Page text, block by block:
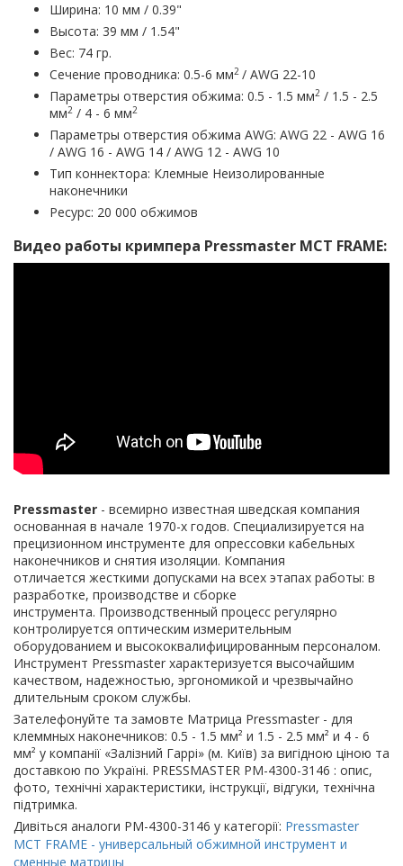
Ширина: 10 мм / 0.39"
Высота: 39 мм / 1.54"
Вес: 74 гр.
Сечение проводника: 0.5-6 мм2 / AWG 22-10
Параметры отверстия обжима: 0.5 - 1.5 мм2 / 1.5 - 2.5
мм2 / 4 - 6 мм2
Параметры отверстия обжима AWG: AWG 22 - AWG 16
/ AWG 16 - AWG 14 / AWG 12 - AWG 10
Тип коннектора: Клемные Неизолированные
наконечники
Ресурс: 20 000 обжимов
Видео работы кримпера Pressmaster MCT FRAME:
Pressmaster - всемирно известная шведская компания
основанная в начале 1970-х годов. Специализируется на
прецизионном инструменте для опрессовки кабельных
наконечников и снятия изоляции. Компания
отличается жесткими допусками на всех этапах работы: в
разработке, производстве и сборке
инструмента. Производственный процесс регулярно
контролируется оптическим измерительным
оборудованием и высококвалифицированным персоналом.
Инструмент Pressmaster характеризуется высочайшим
качеством, надежностью, эргономикой и чрезвычайно
длительным сроком службы.
Зателефонуйте та замовте Матрица Pressmaster - для
клеммных наконечников: 0.5 - 1.5 мм² и 1.5 - 2.5 мм² и 4 - 6
мм² у компанії «Залізний Гаррі» (м. Київ) за вигідною ціною та
доставкою по Україні. PRESSMASTER PM-4300-3146 : опис,
фото, технічні характеристики, інструкції, відгуки, технічна
підтримка.
Дивіться аналоги PM-4300-3146 у категорії: Pressmaster
MCT FRAME - универсальный обжимной инструмент и
сменные матрицы